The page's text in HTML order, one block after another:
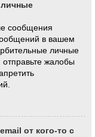
сообщения
в вашем
личные
отправьте жалобы
от кого-то с